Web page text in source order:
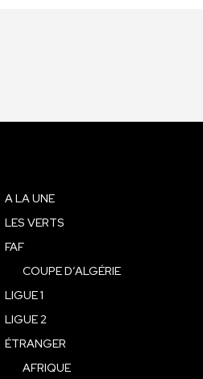
A LA UNE
LES VERTS
FAF
COUPE D’ALGÉRIE
LIGUE 1
LIGUE 2
ÉTRANGER
AFRIQUE